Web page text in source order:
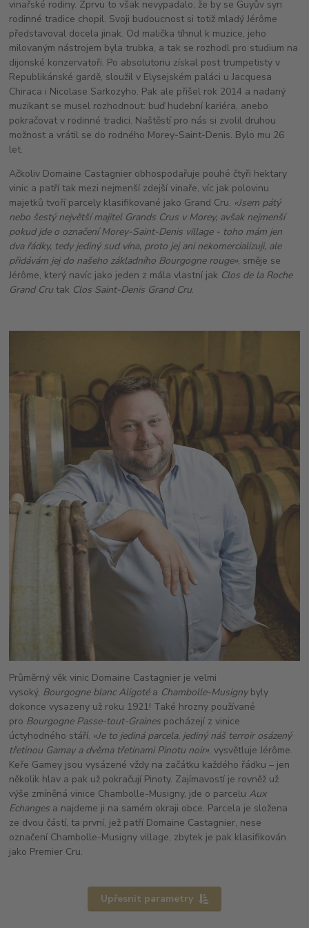
vinařské rodiny. Zprvu to však nevypadalo, že by se Guyův syn
rodinné tradice chopil. Svoji budoucnost si totiž mladý Jérôme
představoval docela jinak. Od malička tíhnul k muzice, jeho
milovaným nástrojem byla trubka, a tak se rozhodl pro studium na
dijonské konzervatoři. Po absolutoriu získal post trumpetisty v
Republikánské gardě, sloužil v Elysejském paláci u Jacquesa
Chiraca i Nicolase Sarkozyho. Pak ale přišel rok 2014 a nadaný
muzikant se musel rozhodnout: buď hudební kariéra, anebo
pokračovat v rodinné tradici. Naštěstí pro nás si zvolil druhou
možnost a vrátil se do rodného Morey-Saint-Denis. Bylo mu 26
let.
Ačkoliv Domaine Castagnier obhospodařuje pouhé čtyři hektary
vinic a patří tak mezi nejmenší zdejší vinaře, víc jak polovinu
majetků tvoří parcely klasifikované jako Grand Cru. «Jsem pátý
nebo šestý největší majitel Grands Crus v Morey, avšak nejmenší
pokud jde o označení Morey-Saint-Denis village - toho mám jen
dva řádky, tedy jediný sud vína, proto jej ani nekomercializuji, ale
přidávám jej do našeho základního Bourgogne rouge», směje se
Jérôme, který navíc jako jeden z mála vlastní jak Clos de la Roche
Grand Cru tak Clos Saint-Denis Grand Cru.
Průměrný věk vinic Domaine Castagnier je velmi
vysoký, Bourgogne blanc Aligotéa Chambolle-Musignybyly
dokonce vysazeny už roku 1921! Také hrozny používané
pro Bourgogne Passe-tout-Graines pocházejí z vinice
úctyhodného stáří. «Je to jediná parcela, jediný náš terroir osázený
třetinou Gamay a dvěma třetinami Pinotu noir», vysvětluje Jérôme.
Keře Gamey jsou vysázené vždy na začátku každého řádku – jen
několik hlav a pak už pokračují Pinoty. Zajímavostí je rovněž už
výše zmíněná vinice Chambolle-Musigny, jde o parceluAux
Echanges a najdeme ji na samém okraji obce. Parcela je složena
ze dvou částí, ta první, jež patří Domaine Castagnier, nese
označení Chambolle-Musigny village, zbytek je pak klasifikován
jako Premier Cru.
Upřesnit parametry